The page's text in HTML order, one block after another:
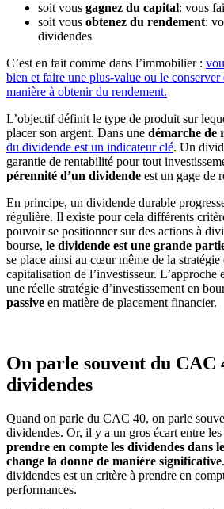
soit vous gagnez du capital: vous
soit vous obtenez du rendement:
dividendes
C’est en fait comme dans l’immobilier :
bien et faire une plus-value ou le conserver
manière à obtenir du rendement.
L’objectif définit le type de produit sur
placer son argent. Dans une démarche de
du dividende est un indicateur clé. Un
garantie de rentabilité pour tout
pérennité d’un dividende est un gage de
En principe, un dividende durable
régulière. Il existe pour cela différents
pouvoir se positionner sur des actions à
bourse, le dividende est une grande
se place ainsi au cœur même de la stratégie
capitalisation de l’investisseur. L’approche
une réelle stratégie d’investissement en
passive en matière de placement financier.
On parle souvent du CAC
dividendes
Quand on parle du CAC 40, on parle
dividendes. Or, il y a un gros écart entre
prendre en compte les dividendes dans
change la donne de manière significative
dividendes est un critère à prendre en
performances.